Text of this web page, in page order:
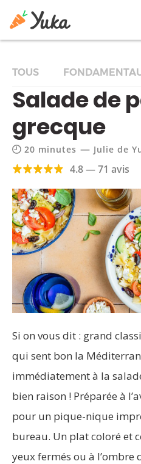
TOUS
Salade de
grecque
20 minutes — Julie de
4.8 — 71 avis
Si on vous dit : grand
qui sent bon la
immédiatement à la
bien raison ! Préparée à
pour un pique-nique
bureau. Un plat coloré et
yeux fermés ou à l’ombre